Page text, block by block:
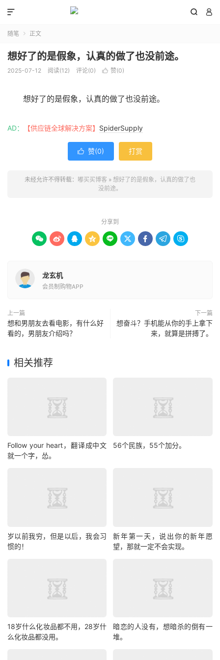
 

随笔  正文
想好了的是假象，认真的做了也没前途。
2025-07-12 阅读(12) 评论(0)  赞(0)
想好了的是假象，认真的做了也没前途。
AD： 【供应链全球解决方案】 SpiderSupply
 赞(0) 打赏
未经允许不得转载： 嘟买买博客 » 想好了的是假象，认真的做了也
没前途。
分享到
        
龙玄机
会员制购物APP
上一篇
想和男朋友去看电影，有什么好
看的，男朋友介绍吗？
下一篇
想奋斗？手机能从你的手上拿下
来，就算是拼搏了。
相关推荐
Follow your heart，翻译成中文
就一个字，怂。
56个民族，55个加分。
岁以前我穷，但是以后，我会习
惯的！
新年第一天，说出你的新年愿
望，那就一定不会实现。
18岁什么化妆品都不用，28岁什
么化妆品都没用。
暗恋的人没有，想暗杀的倒有一
堆。